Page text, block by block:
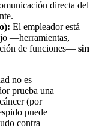
directa del
El empleador está
—herramientas,
de funciones— sin
no es
prueba una
(por
puede
contra